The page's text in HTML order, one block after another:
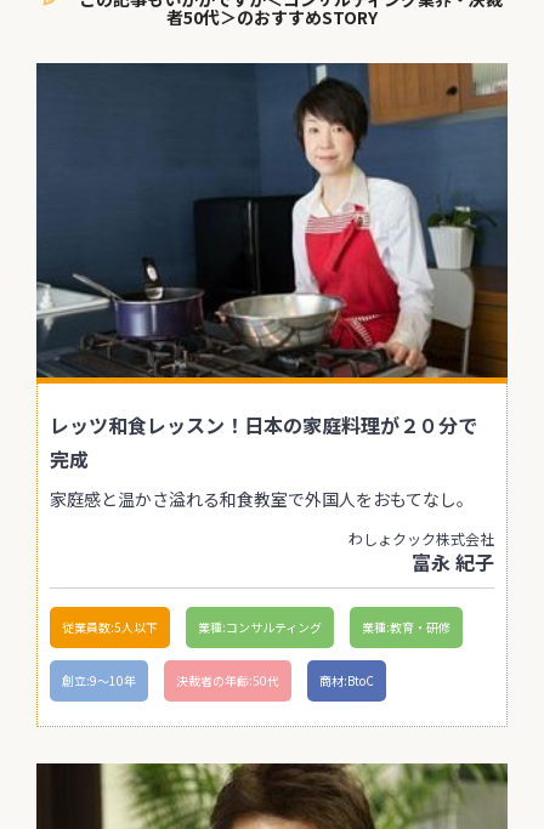
者50代＞のおすすめSTORY
レッツ和食レッスン！日本の家庭料理が２０分で
完成
家庭感と温かさ溢れる和食教室で外国人をおもてなし。
わしょクック株式会社
富永 紀子
従業員数:5人以下 業種:コンサルティング 業種:教育・研修
創立:9〜10年 決裁者の年齢:50代 商材:BtoC